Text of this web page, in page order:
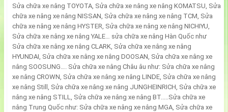
Sửa chữa xe nâng TOYOTA, Sửa chữa xe nâng xe nâng KOMATSU, Sửa
chữa xe nâng xe nâng NISSAN, Sửa chữa xe nâng xe nâng TCM, Sửa
chữa xe nâng xe nâng HYSTER, Sửa chữa xe nâng xe nâng NICHIYU,
Sửa chữa xe nâng xe nâng YALE… sửa chữa xe nâng Hàn Quốc như
Sửa chữa xe nâng xe nâng CLARK, Sửa chữa xe nâng xe nâng
HYUNDAI, Sửa chữa xe nâng xe nâng DOOSAN, Sửa chữa xe nâng xe
nâng SOOSUNG…. Sửa chữa xe nâng Châu âu như: Sửa chữa xe nâng
xe nâng CROWN, Sửa chữa xe nâng xe nâng LINDE, Sửa chữa xe nâng
xe nâng Still, Sửa chữa xe nâng xe nâng JUNGHEINRICH, Sửa chữa xe
nâng xe nâng STILL, Sửa chữa xe nâng xe nâng BT.....Sửa chữa xe
nâng Trung Quốc như: Sửa chữa xe nâng xe nâng MGA, Sửa chữa xe